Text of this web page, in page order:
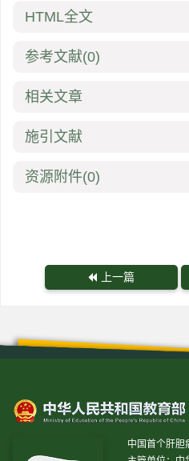
HTML全文
参考文献(0)
相关文章
施引文献
资源附件(0)
上一篇
中国首个肝胆